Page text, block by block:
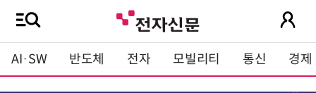
AI·SW 반도체 전자 모빌리티 통신 경제